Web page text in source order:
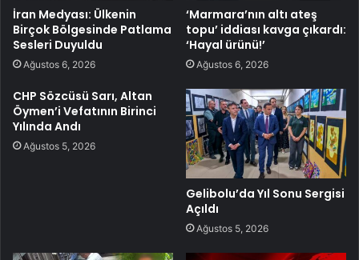
İran Medyası: Ülkenin
Birçok Bölgesinde Patlama
Sesleri Duyuldu
Ağustos 6, 2026
‘Marmara’nın altı ateş
topu’ iddiası kavga çıkardı:
‘Hayal ürünü!’
Ağustos 6, 2026
CHP Sözcüsü Sarı, Altan
Öymen’i Vefatının Birinci
Yılında Andı
Ağustos 5, 2026
Gelibolu’da Yıl Sonu Sergisi
Açıldı
Ağustos 5, 2026